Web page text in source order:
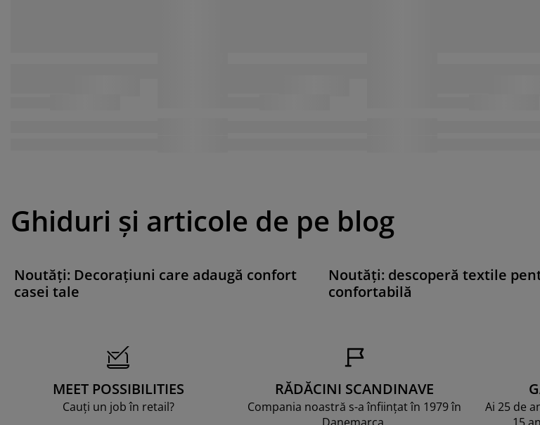
Ghiduri și articole de pe blog
Noutăți: Decorațiuni care adaugă confort
casei tale
Noutăți: descoperă textile
confortabilă
MEET POSSIBILITIES
Cauți un job în retail?
RĂDĂCINI SCANDINAVE
Compania noastră s-a înființat în 1979 în
Ai 25 de